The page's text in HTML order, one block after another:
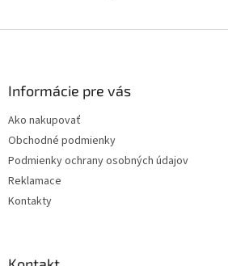
Informácie pre vás
Ako nakupovať
Obchodné podmienky
Podmienky ochrany osobných údajov
Reklamace
Kontakty